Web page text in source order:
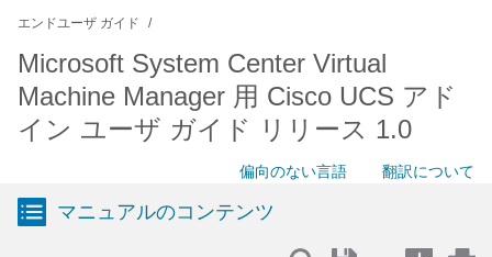
エンドユーザ ガイド
Microsoft System Center Virtual
Machine Manager 用 Cisco UCS アド
イン ユーザ ガイド リリース 1.0
偏向のない言語 翻訳について
マニュアルのコンテンツ